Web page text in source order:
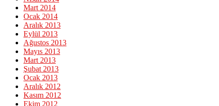
Mart 2014
Ocak 2014
Aralık 2013
Eylül 2013
Ağustos 2013
Mayıs 2013
Mart 2013
Şubat 2013
Ocak 2013
Aralık 2012
Kasım 2012
Ekim 2012